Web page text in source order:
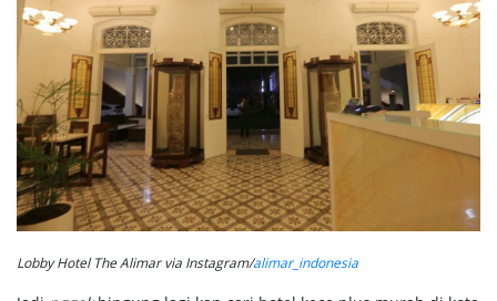
Lobby Hotel The Alimar via Instagram/alimar_indonesia